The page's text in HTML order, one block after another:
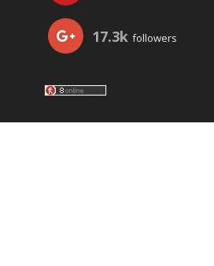
17.3k followers